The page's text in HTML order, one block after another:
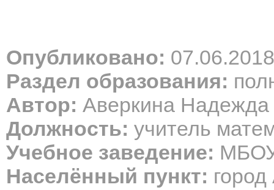
Опубликовано: 07.06.2018
Раздел образования:
Автор: Аверкина
Должность: учитель
Учебное заведение:
Населённый пункт: